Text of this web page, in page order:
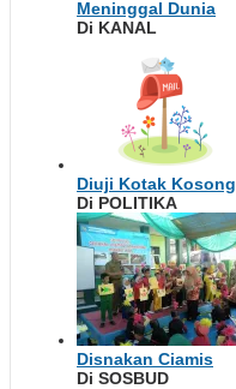
Meninggal Dunia
Di KANAL
Diuji Kotak Kosong
Di POLITIKA
Disnakan Ciamis
Di SOSBUD